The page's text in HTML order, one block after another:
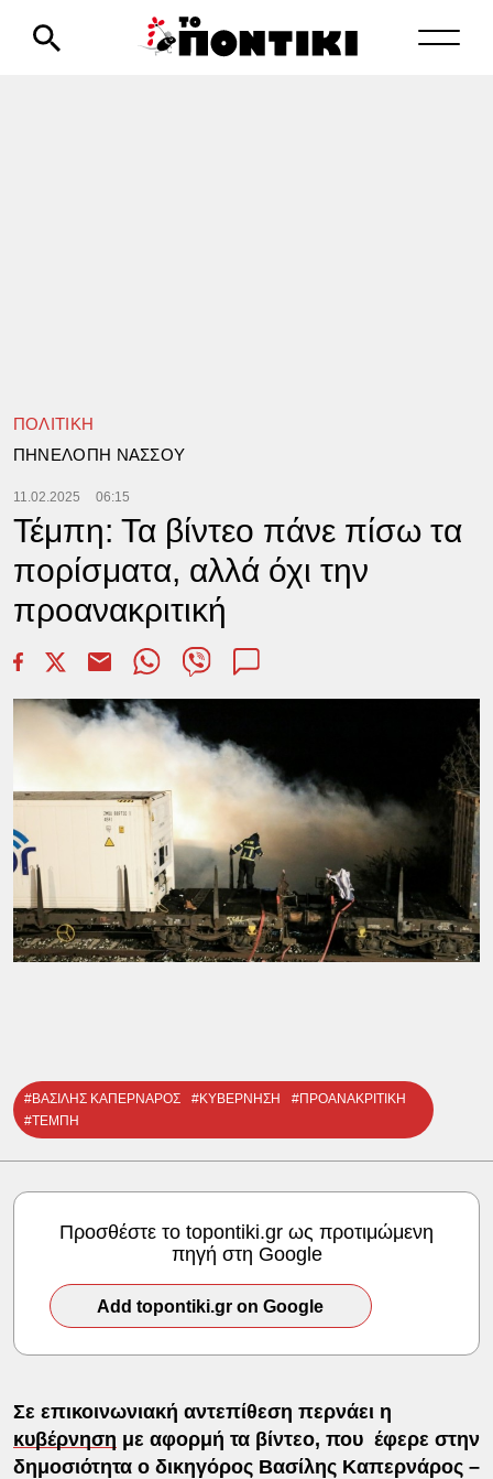
ΠΟΛΙΤΙΚΗ
ΠΗΝΕΛΟΠΗ ΝΑΣΣΟΥ
11.02.2025 06:15
Τέμπη: Τα βίντεο πάνε πίσω τα
πορίσματα, αλλά όχι την
προανακριτική
#ΒΑΣΙΛΗΣ ΚΑΠΕΡΝΑΡΟΣ #ΚΥΒΕΡΝΗΣΗ
#ΠΡΟΑΝΑΚΡΙΤΙΚΗ
#ΤΕΜΠΗ
Προσθέστε το topontiki.gr ως προτιμώμενη
πηγή στη Google
Add topontiki.gr on Google
Σε επικοινωνιακή αντεπίθεση περνάει η
κυβέρνηση με αφορμή τα βίντεο, που έφερε στην
δημοσιότητα ο δικηγόρος Βασίλης Καπερνάρος –